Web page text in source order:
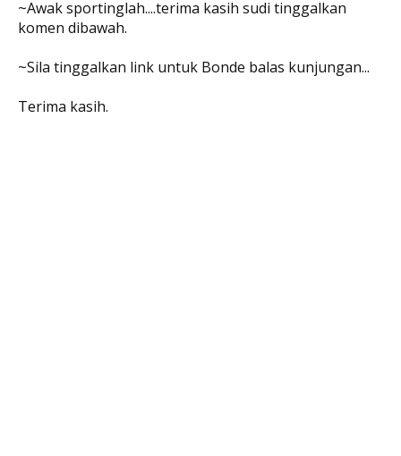
~Awak sportinglah....terima kasih sudi tinggalkan
komen dibawah.
~Sila tinggalkan link untuk Bonde balas kunjungan...
Terima kasih.